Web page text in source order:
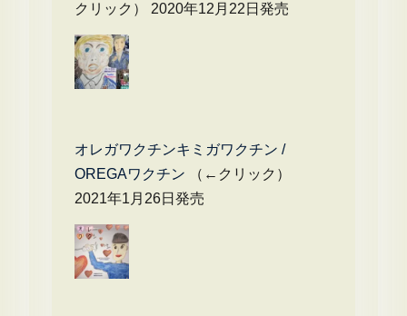
クリック） 2020年12月22日発売
オレガワクチンキミガワクチン /
OREGAワクチン （←クリック）
2021年1月26日発売